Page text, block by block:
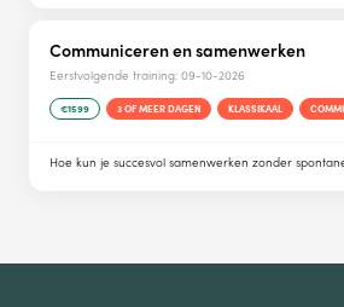
Communiceren en samenwerken
Eerstvolgende training: 09-10-2026
€1599 3 OF MEER DAGEN KLASSIKAAL
Hoe kun je succesvol samenwerken zonder